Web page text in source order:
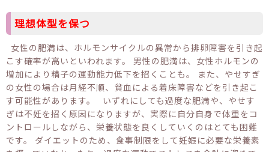
理想体型を保つ
女性の肥満は、ホルモンサイクルの異常から排卵障害を引き起
こす確率が高いといわれます。 男性の肥満は、女性ホルモンの
増加により精子の運動能力低下を招くことも。 また、やせすぎ
の女性の場合は月経不順、貧血による着床障害などを引き起こ
す可能性があります。 いずれにしても過度な肥満や、やせす
ぎは不妊を招く原因になりますが、実際に自分自身で体重をコ
ントロールしながら、栄養状態を良くしていくのはとても困難
です。 ダイエットのため、食事制限をして妊娠に必要な栄養素